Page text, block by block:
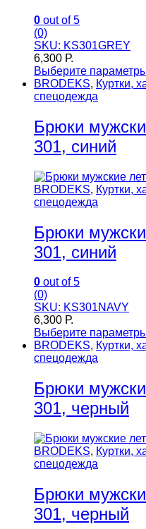
0 out of 5
(0)
SKU: KS301GREY
6,300 Р.
Выберите
BRODEKS, Куртки,
спецодежда
Брюки
301, синий
BRODEKS, Куртки,
спецодежда
Брюки
301, синий
0 out of 5
(0)
SKU: KS301NAVY
6,300 Р.
Выберите
BRODEKS, Куртки,
спецодежда
Брюки
301, черный
BRODEKS, Куртки,
спецодежда
Брюки
301, черный